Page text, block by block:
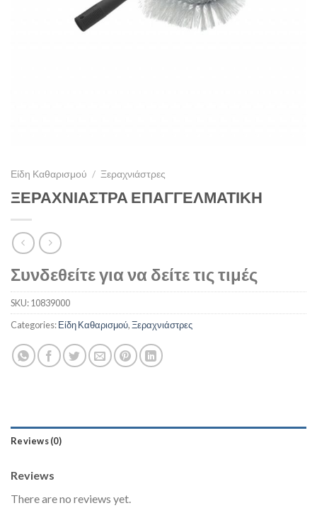
Είδη Καθαρισμού / Ξεραχνιάστρες
ΞΕΡΑΧΝΙΑΣΤΡΑ ΕΠΑΓΓΕΛΜΑΤΙΚΗ
Συνδεθείτε για να δείτε τις τιμές
SKU:10839000
Categories:Είδη Καθαρισμού,Ξεραχνιάστρες
Reviews (0)
Reviews
There are no reviews yet.